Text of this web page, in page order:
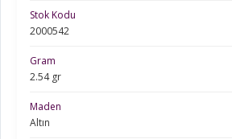
Stok Kodu
2000542
Gram
2.54 gr
Maden
Altın